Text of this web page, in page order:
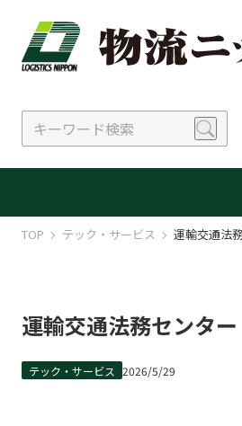
TOP テック・サービス 運輸交通法
運輸交通法務センタ
テック・サービス 2026/5/29